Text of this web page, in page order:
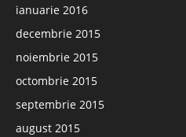
ianuarie 2016
decembrie 2015
noiembrie 2015
octombrie 2015
septembrie 2015
august 2015